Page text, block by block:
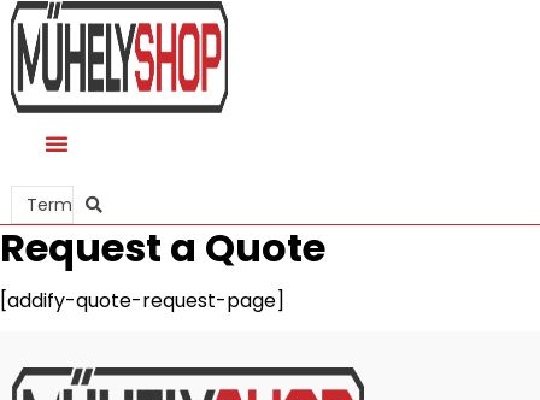
Search
Request a Quote
[addify-quote-request-page]